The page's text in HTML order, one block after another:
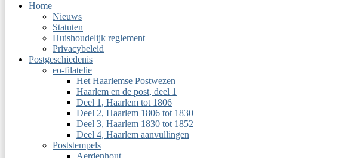
Home
Nieuws
Statuten
Huishoudelijk reglement
Privacybeleid
Postgeschiedenis
eo-filatelie
Het Haarlemse Postwezen
Haarlem en de post, deel 1
Deel 1, Haarlem tot 1806
Deel 2, Haarlem 1806 tot 1830
Deel 3, Haarlem 1830 tot 1852
Deel 4, Haarlem aanvullingen
Poststempels